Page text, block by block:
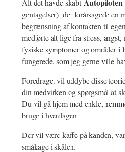
Alt det havde skabtAutopiloten
gentagelser), der forårsagede en
begrænsning af kontakten til
medførte alt lige fra stress,
fysiske symptomer og områder i
fungerede, som jeg gerne ville
Foredraget vil uddybe disse
din medvirken og spørgsmål at
Du vil gå hjem med enkle,
bruge i hverdagen.
Der vil være kaffe på kanden,
småkage i skålen.